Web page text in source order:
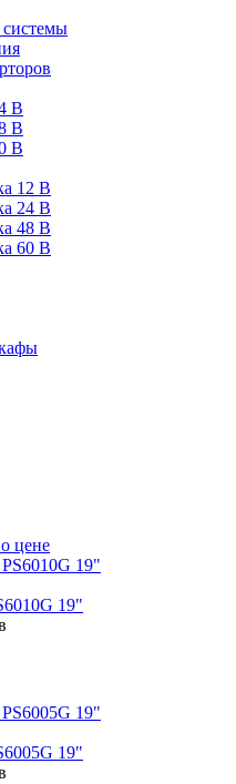
В
В
В
12 В
24 В
48 В
60 В
цене
19"
19"